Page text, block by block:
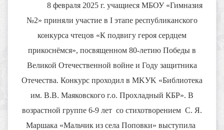
8 февраля 2025 г. учащиеся МБОУ «Гимназия
№2» приняли участие в I этапе республиканского
конкурса чтецов «К подвигу героя сердцем
прикоснёмся», посвященном 80-летию Победы в
Великой Отечественной войне и Году защитника
Отечества. Конкурс проходил в MKУK «Библиотека
им. В.В. Маяковского г.о. Прохладный КБР». В
возрастной группе 6-9 лет со стихотворением С. Я.
Маршака «Мальчик из села Поповки» выступила